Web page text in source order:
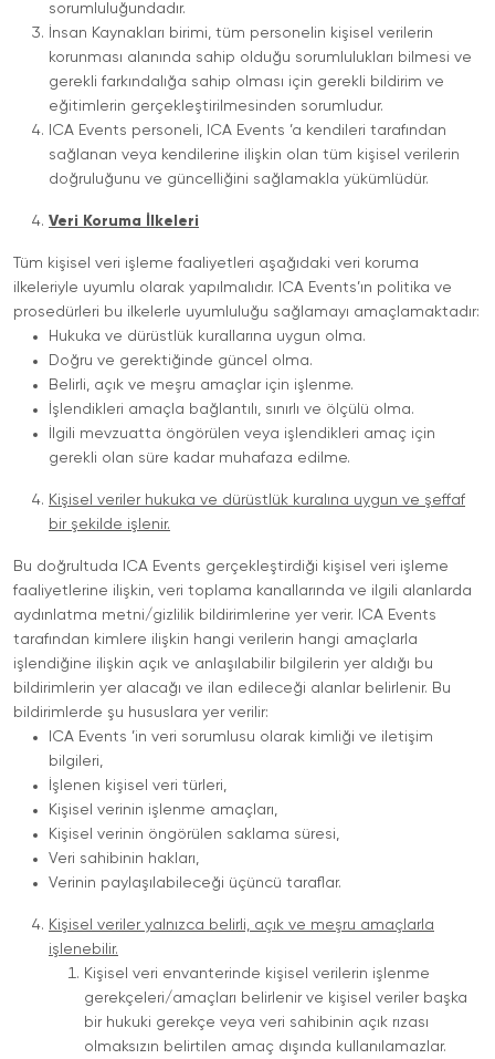
sorumluluğundadır.
İnsan Kaynakları birimi, tüm personelin kişisel verilerin
korunması alanında sahip olduğu sorumlulukları bilmesi ve
gerekli farkındalığa sahip olması için gerekli bildirim ve
eğitimlerin gerçekleştirilmesinden sorumludur.
ICA Events personeli, ICA Events ’a kendileri tarafından
sağlanan veya kendilerine ilişkin olan tüm kişisel verilerin
doğruluğunu ve güncelliğini sağlamakla yükümlüdür.
Veri Koruma İlkeleri
Tüm kişisel veri işleme faaliyetleri aşağıdaki veri koruma
ilkeleriyle uyumlu olarak yapılmalıdır. ICA Events’ın politika ve
prosedürleri bu ilkelerle uyumluluğu sağlamayı amaçlamaktadır:
Hukuka ve dürüstlük kurallarına uygun olma.
Doğru ve gerektiğinde güncel olma.
Belirli, açık ve meşru amaçlar için işlenme.
İşlendikleri amaçla bağlantılı, sınırlı ve ölçülü olma.
İlgili mevzuatta öngörülen veya işlendikleri amaç için
gerekli olan süre kadar muhafaza edilme.
Kişisel veriler hukuka ve dürüstlük kuralına uygun ve şeffaf
bir şekilde işlenir.
Bu doğrultuda ICA Events gerçekleştirdiği kişisel veri işleme
faaliyetlerine ilişkin, veri toplama kanallarında ve ilgili alanlarda
aydınlatma metni/gizlilik bildirimlerine yer verir. ICA Events
tarafından kimlere ilişkin hangi verilerin hangi amaçlarla
işlendiğine ilişkin açık ve anlaşılabilir bilgilerin yer aldığı bu
bildirimlerin yer alacağı ve ilan edileceği alanlar belirlenir. Bu
bildirimlerde şu hususlara yer verilir:
ICA Events ’in veri sorumlusu olarak kimliği ve iletişim
bilgileri,
İşlenen kişisel veri türleri,
Kişisel verinin işlenme amaçları,
Kişisel verinin öngörülen saklama süresi,
Veri sahibinin hakları,
Verinin paylaşılabileceği üçüncü taraflar.
Kişisel veriler yalnızca belirli, açık ve meşru amaçlarla
işlenebilir.
Kişisel veri envanterinde kişisel verilerin işlenme
gerekçeleri/amaçları belirlenir ve kişisel veriler başka
bir hukuki gerekçe veya veri sahibinin açık rızası
olmaksızın belirtilen amaç dışında kullanılamazlar.